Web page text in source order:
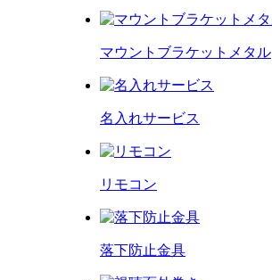
マウント ブラケットメタル
名入れサービス
リモコン
落下防止金具